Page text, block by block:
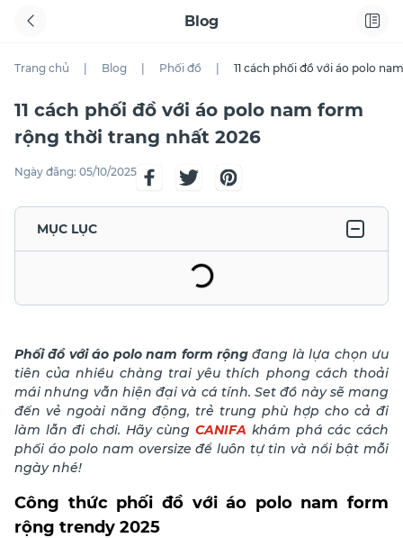
Blog
Trang chủ Blog Phối đồ 11 cách phối đồ với áo polo
11 cách phối đồ với áo polo nam form
rộng thời trang nhất 2026
Ngày đăng: 05/10/2025
MỤC LỤC
Phối đồ với áo polo nam form rộngđang là lựa chọn ưu
tiên của nhiều chàng trai yêu thích phong cách thoải
mái nhưng vẫn hiện đại và cá tính. Set đồ này sẽ mang
đến vẻ ngoài năng động, trẻ trung phù hợp cho cả đi
làm lẫn đi chơi. Hãy cùngCANIFA khám phá các cách
phối áo polo nam oversize để luôn tự tin và nổi bật mỗi
ngày nhé!
Công thức phối đồ với áo polo nam form
rộng trendy 2025